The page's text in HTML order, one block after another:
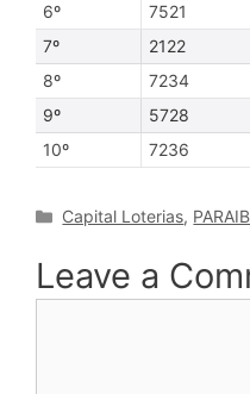
6º
7521
7º
2122
8º
7234
9º
5728
10º
7236
Categories
Capital Loterias,
Leave a